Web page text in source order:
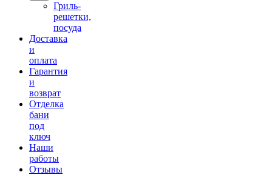
Гриль-
решетки,
посуда
Доставка
и
оплата
Гарантия
и
возврат
Отделка
бани
под
ключ
Наши
работы
Отзывы